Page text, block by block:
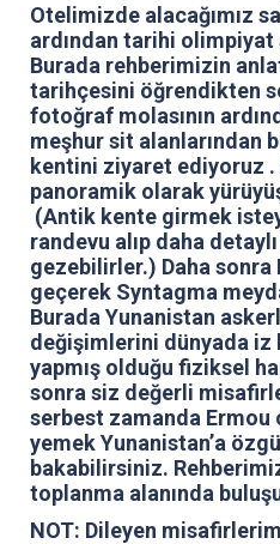
Otelimizde alacağımız
ardından tarihi
Burada rehberimizin
tarihçesini öğrendikten
fotoğraf molasının
meşhur sit alanlarından
kentini ziyaret ediyoruz
panoramik olarak
(Antik kente girmek
randevu alıp daha
gezebilirler.) Daha sonra
geçerek Syntagma
Burada Yunanistan
değişimlerini dünyada iz
yapmış olduğu fiziksel
sonra siz değerli
serbest zamanda Ermou
yemek Yunanistan’a
bakabilirsiniz.
toplanma alanında
NOT: Dileyen